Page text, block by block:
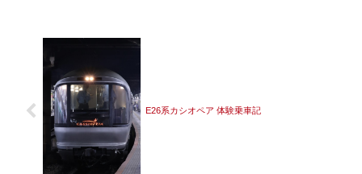
E26系カシオペア 体験乗車記